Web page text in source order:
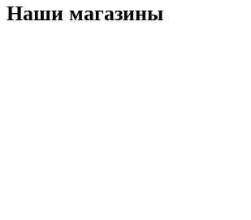
Наши магазины